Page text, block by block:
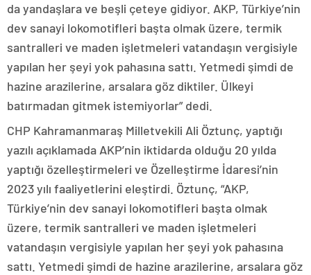
da yandaşlara ve beşli çeteye gidiyor. AKP, Türkiye’nin
dev sanayi lokomotifleri başta olmak üzere, termik
santralleri ve maden işletmeleri vatandaşın vergisiyle
yapılan her şeyi yok pahasına sattı. Yetmedi şimdi de
hazine arazilerine, arsalara göz diktiler. Ülkeyi
batırmadan gitmek istemiyorlar” dedi.
CHP Kahramanmaraş Milletvekili Ali Öztunç, yaptığı
yazılı açıklamada AKP’nin iktidarda olduğu 20 yılda
yaptığı özelleştirmeleri ve Özelleştirme İdaresi’nin
2023 yılı faaliyetlerini eleştirdi. Öztunç, “AKP,
Türkiye’nin dev sanayi lokomotifleri başta olmak
üzere, termik santralleri ve maden işletmeleri
vatandaşın vergisiyle yapılan her şeyi yok pahasına
sattı. Yetmedi şimdi de hazine arazilerine, arsalara göz